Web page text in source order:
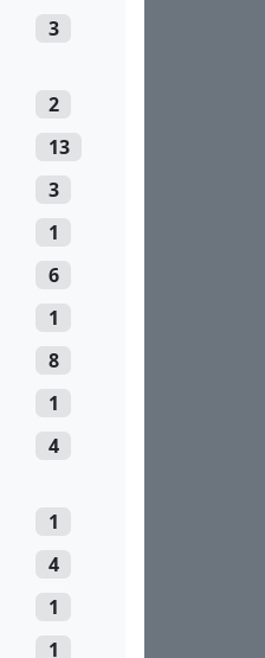
3
2
13
3
1
6
1
8
1
4
1
4
1
1